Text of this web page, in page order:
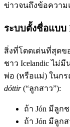
ข่าวจนถึงข้อควา
ระบบตั้งชื่อแบบ
สิ่งที่โดดเด่นที่สุดข
ชาว Icelandic ไม่
พ่อ (หรือแม่) ในก
dóttir(“ลูกสาว”):
ถ้า Jón มีลูก
ถ้า Jón มีลูก